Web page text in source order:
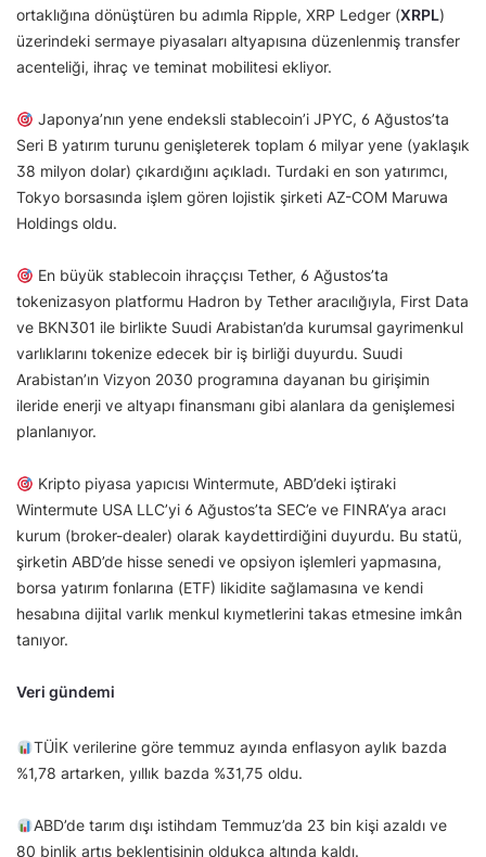
ortaklığına dönüştüren bu adımla Ripple, XRP Ledger (XRPL)
üzerindeki sermaye piyasaları altyapısına düzenlenmiş transfer
acenteliği, ihraç ve teminat mobilitesi ekliyor.
Japonya’nın yene endeksli stablecoin’i JPYC, 6 Ağustos’ta
Seri B yatırım turunu genişleterek toplam 6 milyar yene (yaklaşık
38 milyon dolar) çıkardığını açıkladı. Turdaki en son yatırımcı,
Tokyo borsasında işlem gören lojistik şirketi AZ-COM Maruwa
Holdings oldu.
En büyük stablecoin ihraççısı Tether, 6 Ağustos’ta
tokenizasyon platformu Hadron by Tether aracılığıyla, First Data
ve BKN301 ile birlikte Suudi Arabistan’da kurumsal gayrimenkul
varlıklarını tokenize edecek bir iş birliği duyurdu. Suudi
Arabistan’ın Vizyon 2030 programına dayanan bu girişimin
ileride enerji ve altyapı finansmanı gibi alanlara da genişlemesi
planlanıyor.
Kripto piyasa yapıcısı Wintermute, ABD’deki iştiraki
Wintermute USA LLC’yi 6 Ağustos’ta SEC’e ve FINRA’ya aracı
kurum (broker-dealer) olarak kaydettirdiğini duyurdu. Bu statü,
şirketin ABD’de hisse senedi ve opsiyon işlemleri yapmasına,
borsa yatırım fonlarına (ETF) likidite sağlamasına ve kendi
hesabına dijital varlık menkul kıymetlerini takas etmesine imkân
tanıyor.
Veri gündemi
TÜİK verilerine göre temmuz ayında enflasyon aylık bazda
%1,78 artarken, yıllık bazda %31,75 oldu.
ABD’de tarım dışı istihdam Temmuz’da 23 bin kişi azaldı ve
80 binlik artış beklentisinin oldukça altında kaldı.